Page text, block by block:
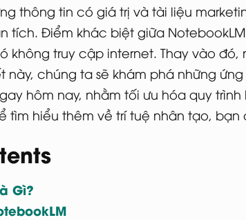
thông tin có giá trị và tài liệu
tích. Điểm khác biệt giữa
không truy cập internet. Thay vào
này, chúng ta sẽ khám phá những
hôm nay, nhằm tối ưu hóa quy
tìm hiểu thêm về trí tuệ nhân tạo, bạn
Gì?